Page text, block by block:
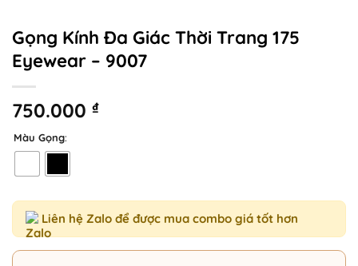
Gọng Kính Đa Giác Thời Trang 175
Eyewear – 9007
750.000 ₫
Màu Gọng:
Liên hệ Zalo để được mua combo giá tốt hơn